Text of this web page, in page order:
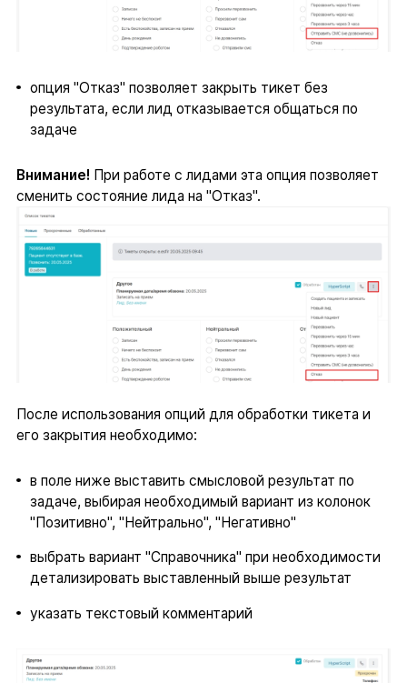
опция "Отказ" позволяет закрыть тикет без
результата, если лид отказывается общаться по
задаче
Внимание! При работе с лидами эта опция позволяет
сменить состояние лида на "Отказ".
После использования опций для обработки тикета и
его закрытия необходимо:
в поле ниже выставить смысловой результат по
задаче, выбирая необходимый вариант из колонок
"Позитивно", "Нейтрально", "Негативно"
выбрать вариант "Справочника" при необходимости
детализировать выставленный выше результат
указать текстовый комментарий